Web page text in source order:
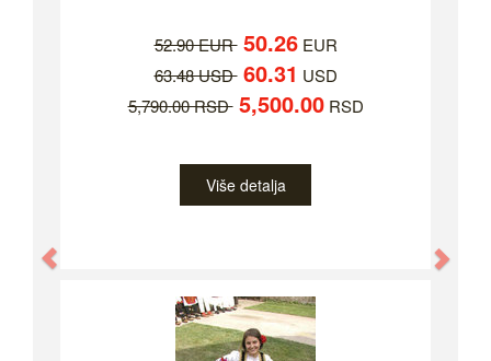
52.90 EUR 50.26EUR
63.48 USD 60.31 USD
5,790.00 RSD 5,500.00RSD
Više detalja